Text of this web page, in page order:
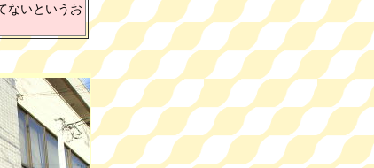
ないというお